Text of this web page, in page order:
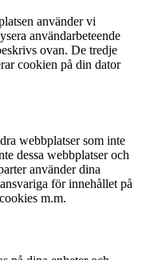
använder vi
användarbeteende
ovan. De tredje
cookien på din dator
webbplatser som inte
dessa webbplatser och
använder dina
för innehållet på
m.m.